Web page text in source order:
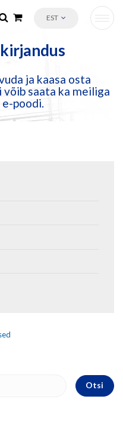
EST
ja kaasa osta
saata ka meiliga
poodi.
Otsi